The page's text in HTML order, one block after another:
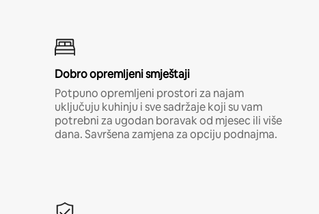
Dobro opremljeni smještaji
Potpuno opremljeni prostori za najam
uključuju kuhinju i sve sadržaje koji su vam
potrebni za ugodan boravak od mjesec ili više
dana. Savršena zamjena za opciju podnajma.